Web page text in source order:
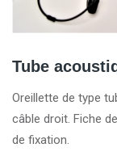
Tube
Oreillette de type
câble droit. Fiche
de fixation.